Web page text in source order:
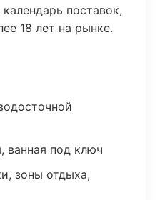
поставок,
18 лет на рынке.
ванная под ключ
зоны отдыха,